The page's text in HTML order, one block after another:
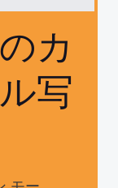
カ
写